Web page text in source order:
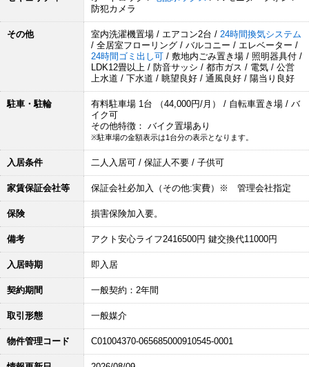
防犯カメラ
その他 室内洗濯機置場 / エアコン2台 / 24時間換気システム
/ 全居室フローリング / バルコニー / エレベーター /
24時間ゴミ出し可 / 敷地内ごみ置き場 / 照明器具付 /
LDK12畳以上 / 防音サッシ / 都市ガス / 電気 / 公営
上水道 / 下水道 / 眺望良好 / 通風良好 / 陽当り良好
駐車・駐輪
有料駐車場 1台 （44,000円/月） / 自転車置き場 / バ
イク可
その他特徴： バイク置場あり
※駐車場の金額表示は1台分の表示となります。
入居条件 二人入居可 / 保証人不要 / 子供可
家賃保証会社等 保証会社必加入（その他:実費）※ 管理会社指定
保険 損害保険加入要。
備考 アクト安心ライフ2416500円 鍵交換代11000円
入居時期 即入居
契約期間 一般契約：2年間
取引形態 一般媒介
物件管理コード C01004370-065685000910545-0001